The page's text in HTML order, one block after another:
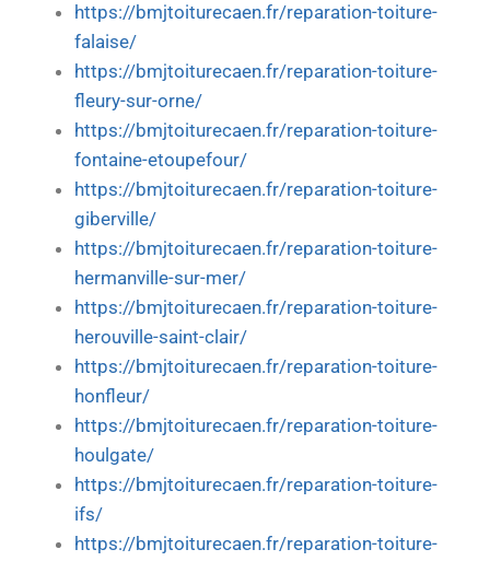
https://bmjtoiturecaen.fr/reparation-toiture-
falaise/
https://bmjtoiturecaen.fr/reparation-toiture-
fleury-sur-orne/
https://bmjtoiturecaen.fr/reparation-toiture-
fontaine-etoupefour/
https://bmjtoiturecaen.fr/reparation-toiture-
giberville/
https://bmjtoiturecaen.fr/reparation-toiture-
hermanville-sur-mer/
https://bmjtoiturecaen.fr/reparation-toiture-
herouville-saint-clair/
https://bmjtoiturecaen.fr/reparation-toiture-
honfleur/
https://bmjtoiturecaen.fr/reparation-toiture-
houlgate/
https://bmjtoiturecaen.fr/reparation-toiture-
ifs/
https://bmjtoiturecaen.fr/reparation-toiture-